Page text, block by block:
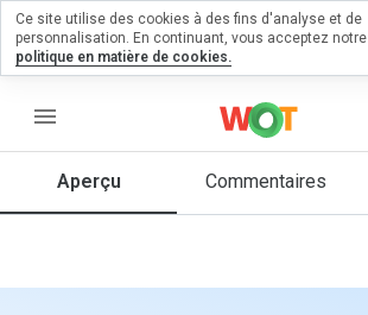
menu
Aperçu Commentaires
un
1 et 5
Ce site utilise des cookies à des fins d'analyse et de
personnalisation. En continuant, vous acceptez notre
politique en matière de cookies.